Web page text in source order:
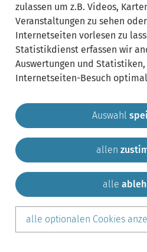
Gemeinde Krailling
Sitemap
teilen
zulassen um z.B. Videos,
Veranstaltungen zu sehen
Internetseiten vorlesen zu
Statistikdienst erfassen wir
Auswertungen und
Internetseiten-Besuch
Auswahl
allen
alle
alle optionalen Cookies